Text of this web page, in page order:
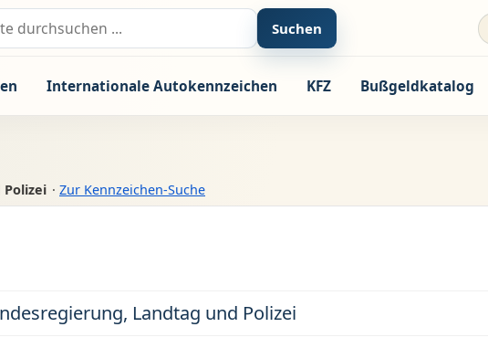
Suchen
Internationale Autokennzeichen KFZ Bußgeldkatalog
· Zur Kennzeichen-Suche
Landtag und Polizei